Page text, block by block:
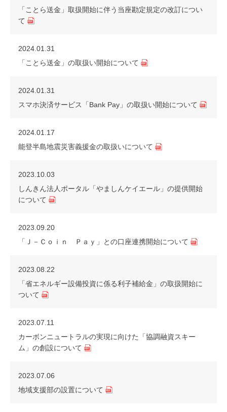
「ことら送金」取扱開始に伴う当座勘定規定の改訂につい
て
2024.01.31
「ことら送金」の取扱い開始について
2024.01.31
スマホ決済サービス「Bank Pay」の取扱い開始について
2024.01.17
能登半島地震災害義援金の取扱いについて
2023.10.03
しんきん法人ポータル「やましんケイエール」の提供開始
について
2023.09.20
「Ｊ－Ｃｏｉｎ Ｐａｙ」との口座連携開始について
2023.08.22
「省エネルギー設備投資に係る利子補給金」の取扱開始に
ついて
2023.07.11
カーボンニュートラルの実現に向けた「協調融資スキー
ム」の創設について
2023.07.06
地域支援部の設置について